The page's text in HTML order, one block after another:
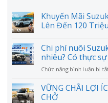
Khuyến Mãi
Lên Đến 120
Chi phí nuôi
nhiêu? Có thực
Chức năng bình luận bị
VỮNG CHÃI LỢI
CHỞ